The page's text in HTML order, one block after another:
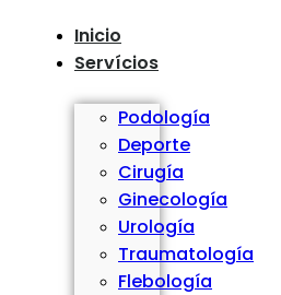
Inicio
Servícios
Podología
Deporte
Cirugía
Ginecología
Urología
Traumatología
Flebología